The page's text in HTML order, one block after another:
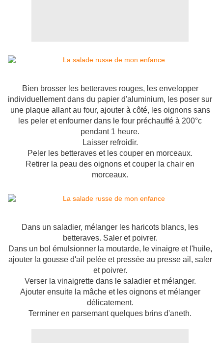
Bien brosser les betteraves rouges, les envelopper
individuellement dans du papier d'aluminium, les poser sur
une plaque allant au four, ajouter à côté, les oignons sans
les peler et enfourner dans le four préchauffé à 200°c
pendant 1 heure.
Laisser refroidir.
Peler les betteraves et les couper en morceaux.
Retirer la peau des oignons et couper la chair en
morceaux.
Dans un saladier, mélanger les haricots blancs, les
betteraves. Saler et poivrer.
Dans un bol émulsionner la moutarde, le vinaigre et l'huile,
ajouter la gousse d'ail pelée et pressée au presse ail, saler
et poivrer.
Verser la vinaigrette dans le saladier et mélanger.
Ajouter ensuite la mâche et les oignons et mélanger
délicatement.
Terminer en parsemant quelques brins d'aneth.